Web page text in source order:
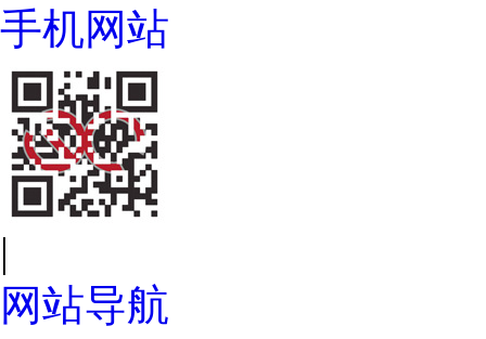
手机网站
|
网站导航